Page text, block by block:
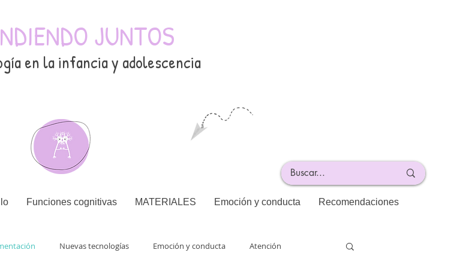
JUNTOS
en la infancia y adolescencia
Funciones cognitivas MATERIALES Emoción y conducta Recomendaciones
Nuevas tecnologías Emoción y conducta Atención